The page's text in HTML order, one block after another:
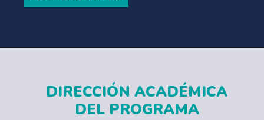
DIRECCIÓN ACADÉMICA
DEL PROGRAMA